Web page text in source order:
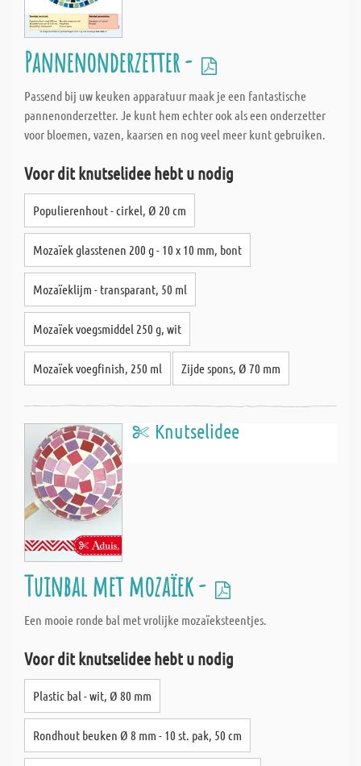
Pannenonderzetter -
Passend bij uw keuken apparatuur maak je een fantastische
pannenonderzetter. Je kunt hem echter ook als een onderzetter
voor bloemen, vazen, kaarsen en nog veel meer kunt gebruiken.
Voor dit knutselidee hebt u nodig
Populierenhout - cirkel, Ø 20 cm
Mozaïek glasstenen 200 g - 10 x 10 mm, bont
Mozaïeklijm - transparant, 50 ml
Mozaïek voegsmiddel 250 g, wit
Mozaïek voegfinish, 250 ml Zijde spons, Ø 70 mm
Knutselidee
Tuinbal met mozaïek -
Een mooie ronde bal met vrolijke mozaïeksteentjes.
Voor dit knutselidee hebt u nodig
Plastic bal - wit, Ø 80 mm
Rondhout beuken Ø 8 mm - 10 st. pak, 50 cm